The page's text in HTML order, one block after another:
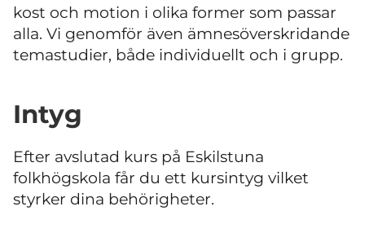
kost och motion i olika former som passar
alla. Vi genomför även ämnesöverskridande
temastudier, både individuellt och i grupp.
Intyg
Efter avslutad kurs på Eskilstuna
folkhögskola får du ett kursintyg vilket
styrker dina behörigheter.